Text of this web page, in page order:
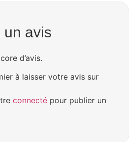
un avis
d’avis.
à laisser votre avis sur
connecté pour publier un